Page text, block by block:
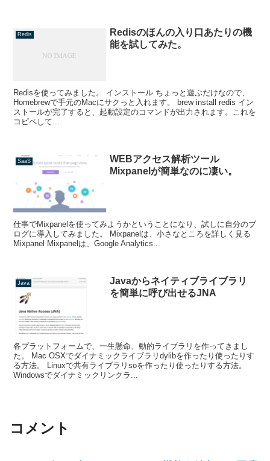
Redis
Redisのほんの入り口あたりの機
能を試してみた。
Redisを使ってみました。 インストール ちょっと遊ぶだけなので、
Homebrewで手元のMacにサクっと入れます。 brew install redis イン
ストールが完了すると、起動設定のコマンドが出力されます。これを
コピペして...
SaaS
WEBアクセス解析ツール
Mixpanelが簡単なのに凄い。
仕事でMixpanelを使ってみようかということになり、試しに自分のブ
ログに導入してみました。 Mixpanelは、小さなところを詳しく見る
Mixpanel Mixpanelは、Google Analytics...
Java
Javaからネイティブライブラリ
を簡単に呼び出せるJNA
各プラットフォームで、一生懸命、動的ライブラリを作ってきまし
た。 Mac OSXでダイナミックライブラリdylibを作ったり使ったりす
る方法。 Linuxで共有ライブラリsoを作ったり使ったりする方法。
Windowsでダイナミックリンクラ...
コメント